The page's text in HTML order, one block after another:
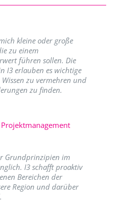
kleine oder große
zu einem
führen sollen. Die
I3 erlauben es wichtige
zu vermehren und
zu finden.
Projektmanagement
Grundprinzipien im
I3 schafft proaktiv
Bereichen der
Region und darüber